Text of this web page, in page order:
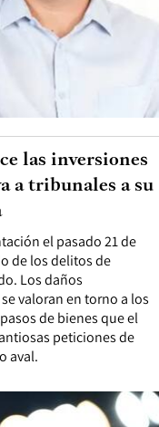
el pasado 21 de
de los delitos de
Los daños
valoran en torno a los
de bienes que el
peticiones de
aval.
las inversiones
a tribunales a su